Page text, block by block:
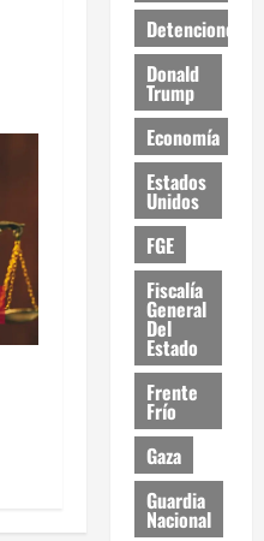
Detenciones
Donald
Trump
Economía
Estados
Unidos
FGE
Fiscalía
General
Del
Estado
Frente
Frío
Gaza
Guardia
Nacional